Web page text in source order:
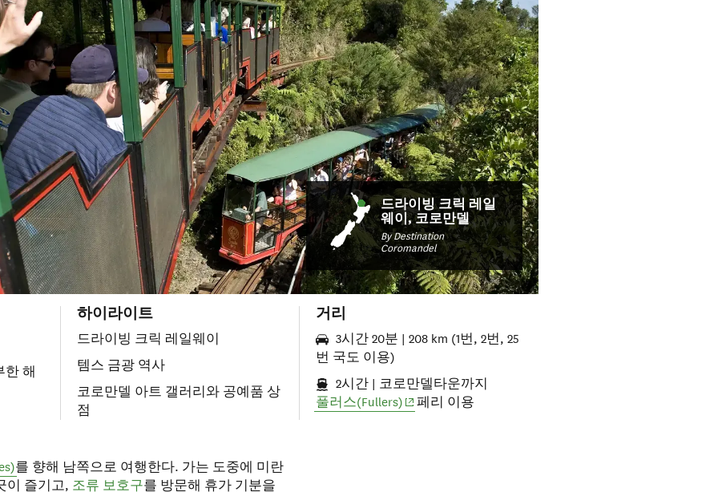
드라이빙 크릭 레일
웨이, 코로만델
By Destination
Coromandel
한 해
하이라이트
드라이빙 크릭 레일웨이
템스 금광 역사
코로만델 아트 갤러리와 공예품 상
점
거리
3시간 20분 | 208 km (1번, 2번, 25
번 국도 이용)
2시간 | 코로만델타운까지
풀러스(Fullers) (opens in new window)
페리 이용
를 향해 남쪽으로 여행한다. 가는 도중에 미란
이 즐기고, 조류 보호구를 방문해 휴가 기분을